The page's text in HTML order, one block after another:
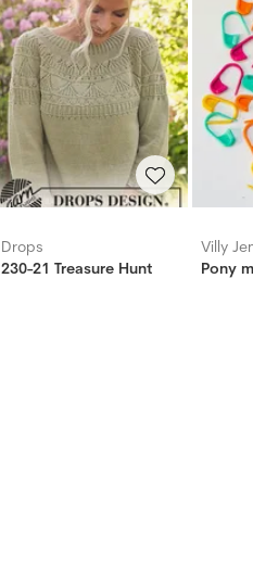
Drops
230-21 Treasure Hunt
Villy